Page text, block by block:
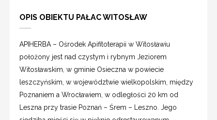
OPIS OBIEKTU PAŁAC WITOSŁAW
APIHERBA – Ośrodek Apifitoterapii w Witosławiu
położony jest nad czystym i rybnym Jeziorem
Witosławskim, w gminie Osieczna w powiecie
leszczyńskim, w województwie wielkopolskim, między
Poznaniem a Wrocławiem, w odległości 20 km od
Leszna przy trasie Poznań – Śrem – Leszno. Jego